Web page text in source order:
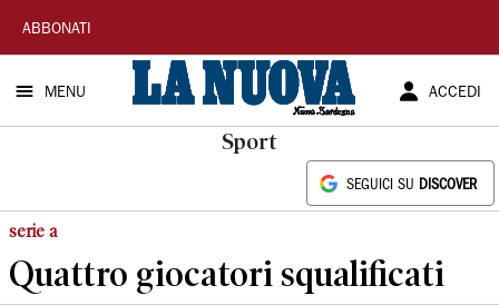
La
Nuova
Sardegna
ABBONATI
MENU ACCEDI
Sport
SEGUICI SU DISCOVER
serie a
Quattro giocatori squalificati